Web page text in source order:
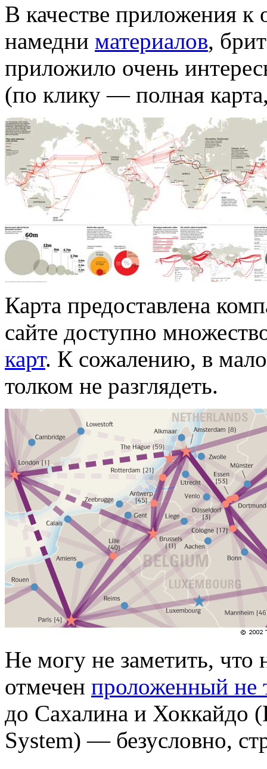
В качестве приложения
намедни материалов,
приложило очень
(по клику — полная
Карта предоставлена
сайте доступно
карт. К сожалению, в
толком не разглядеть.
Не могу не заметить, что
отмечен проложенный не
до Сахалина и Хоккайдо
System) — безусловно,